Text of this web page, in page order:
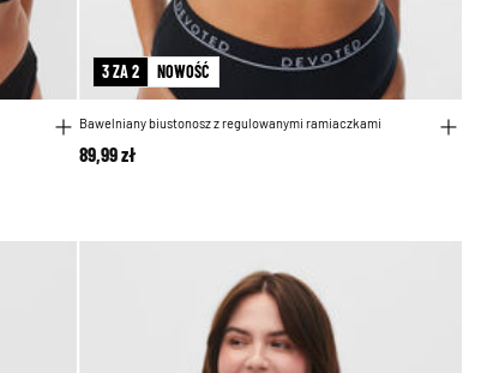
3 ZA 2 NOWOŚĆ
Bawelniany biustonosz z regulowanymi ramiaczkami
89,99 zł